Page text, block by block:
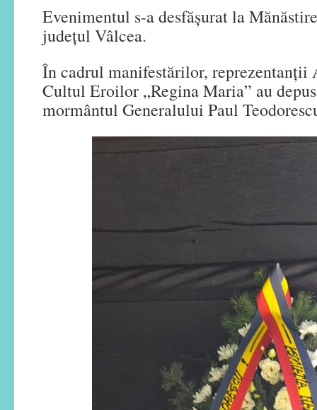
Evenimentul s-a desfășurat la
județul Vâlcea.
În cadrul manifestărilor, reprezentanții
Cultul Eroilor „Regina Maria” au
mormântul Generalului Paul